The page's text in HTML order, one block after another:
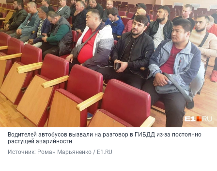
Водителей автобусов вызвали на разговор в ГИБДД из-за постоянно
растущей аварийности
Источник: Роман Марьяненко / E1.RU